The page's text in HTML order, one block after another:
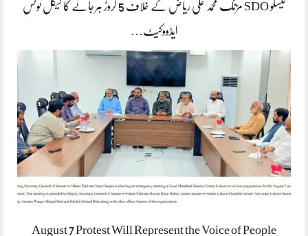
لیسکو SDO مزنگ محمد علی ریاض کے خلاف 5 کروڑ ہرجانے کا لیگل نوٹس
ایڈووکیٹ…
August 7 Protest Will Represent the Voice of People